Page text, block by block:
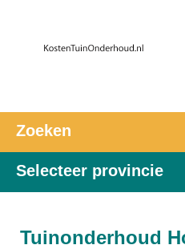
Zoeken
Selecteer provincie
Tuinonderhoud